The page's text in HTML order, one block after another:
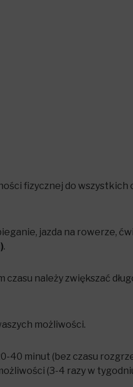
fizycznej do wszystkich
jazda na rowerze,
.
czasu należy zwiększać
możliwości.
40 minut (bez czasu
(3-4 razy w